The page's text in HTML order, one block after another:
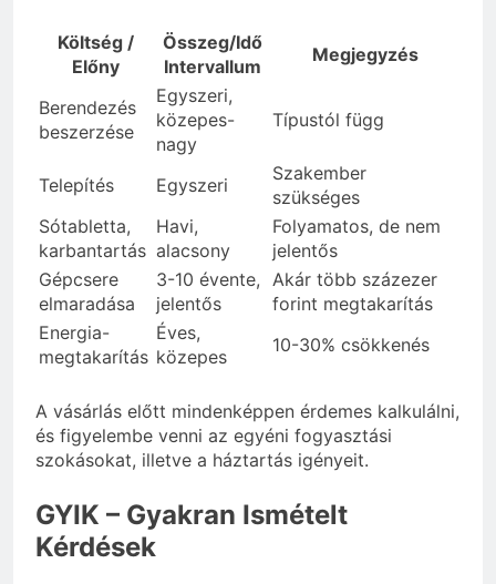
Költség /
Előny
Összeg/Idő
Intervallum
Megjegyzés
Berendezés
beszerzése
Egyszeri,
közepes-
nagy
Típustól függ
Telepítés Egyszeri
Szakember
szükséges
Sótabletta,
karbantartás
Havi,
alacsony
Folyamatos, de nem
jelentős
Gépcsere
elmaradása
3-10 évente,
jelentős
Akár több százezer
forint megtakarítás
Energia-
megtakarítás
Éves,
közepes
10-30% csökkenés
A vásárlás előtt mindenképpen érdemes kalkulálni,
és figyelembe venni az egyéni fogyasztási
szokásokat, illetve a háztartás igényeit.
GYIK – Gyakran Ismételt
Kérdések